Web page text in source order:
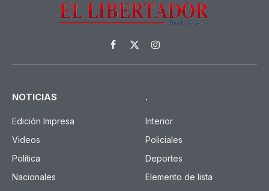
Facebook
X
(Twitter)
Instagram
NOTICIAS
Edición Impresa
Videos
Política
Nacionales
.
Interior
Policiales
Deportes
Elemento de lista